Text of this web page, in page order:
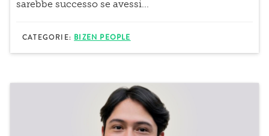
sarebbe successo se avessi...
CATEGORIE: BIZEN PEOPLE